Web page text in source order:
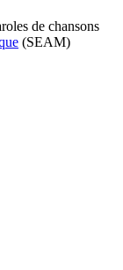
de chansons
(SEAM)